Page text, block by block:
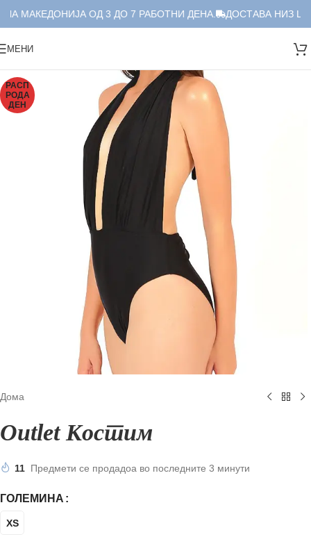
МАКЕДОНИЈА ОД 3 ДО 7 РАБОТНИ ДЕНА. ДОСТАВА НИЗ
МЕНИ
РАСП
РОДА
ДЕН
Дома
Outlet Костим
11 Предмети се продадоа во последните 3 минути
ГОЛЕМИНА
XS